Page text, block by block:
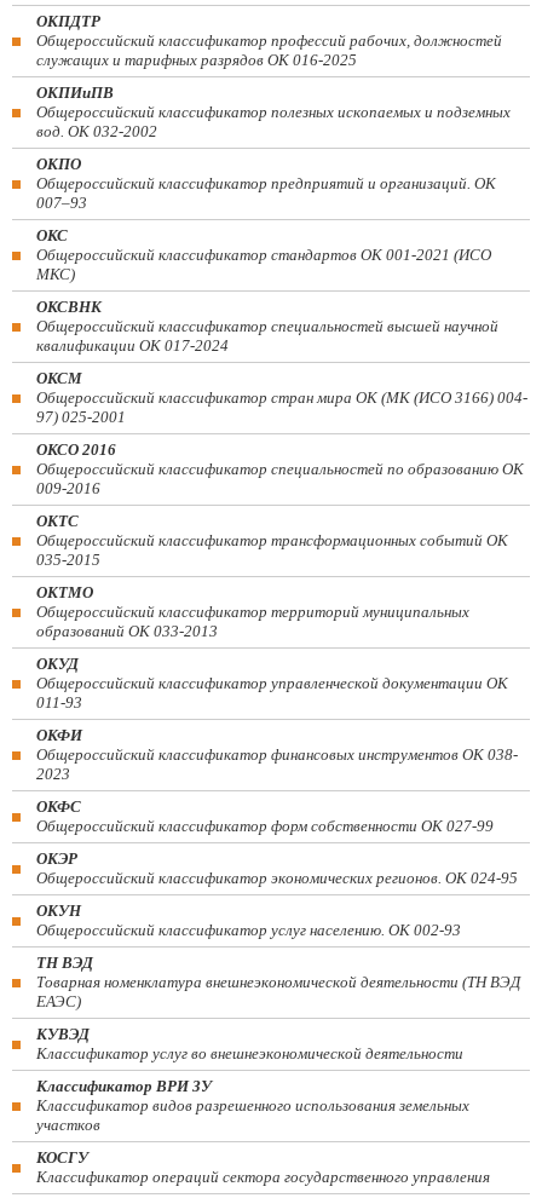
ОКПДТР
Общероссийский классификатор профессий рабочих, должностей
служащих и тарифных разрядов ОК 016-2025
ОКПИиПВ
Общероссийский классификатор полезных ископаемых и подземных
вод. ОК 032-2002
ОКПО
Общероссийский классификатор предприятий и организаций. ОК
007–93
ОКС
Общероссийский классификатор стандартов ОК 001-2021 (ИСО
МКС)
ОКСВНК
Общероссийский классификатор специальностей высшей научной
квалификации ОК 017-2024
ОКСМ
Общероссийский классификатор стран мира ОК (МК (ИСО 3166) 004-
97) 025-2001
ОКСО 2016
Общероссийский классификатор специальностей по образованию ОК
009-2016
ОКТС
Общероссийский классификатор трансформационных событий ОК
035-2015
ОКТМО
Общероссийский классификатор территорий муниципальных
образований ОК 033-2013
ОКУД
Общероссийский классификатор управленческой документации ОК
011-93
ОКФИ
Общероссийский классификатор финансовых инструментов OK 038-
2023
ОКФС
Общероссийский классификатор форм собственности ОК 027-99
ОКЭР
Общероссийский классификатор экономических регионов. ОК 024-95
ОКУН
Общероссийский классификатор услуг населению. ОК 002-93
ТН ВЭД
Товарная номенклатура внешнеэкономической деятельности (ТН ВЭД
ЕАЭС)
КУВЭД
Классификатор услуг во внешнеэкономической деятельности
Классификатор ВРИ ЗУ
Классификатор видов разрешенного использования земельных
участков
КОСГУ
Классификатор операций сектора государственного управления